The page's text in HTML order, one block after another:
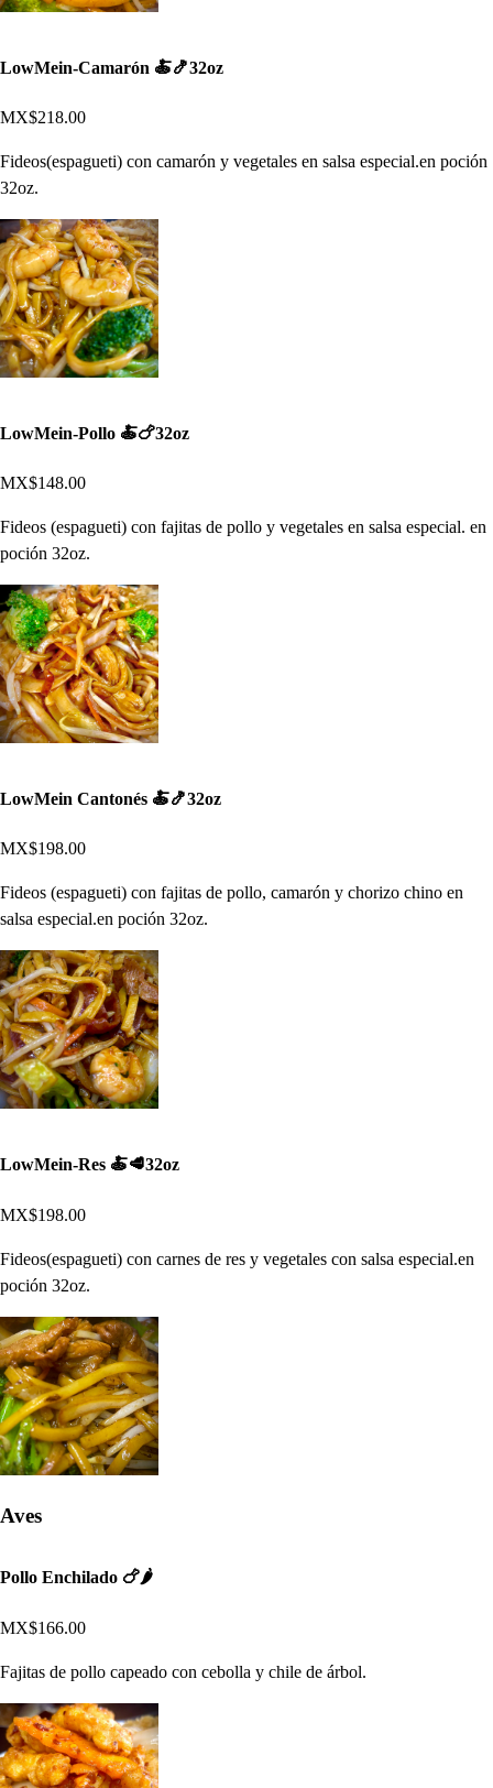
LowMein-Camarón 🍝🍤32oz
MX$218.00
Fideos(espagueti) con camarón y vegetales en salsa especial.en poción
32oz.
LowMein-Pollo 🍝🍗32oz
MX$148.00
Fideos (espagueti) con fajitas de pollo y vegetales en salsa especial. en
poción 32oz.
LowMein Cantonés 🍝🍤32oz
MX$198.00
Fideos (espagueti) con fajitas de pollo, camarón y chorizo chino en
salsa especial.en poción 32oz.
LowMein-Res 🍝🥩32oz
MX$198.00
Fideos(espagueti) con carnes de res y vegetales con salsa especial.en
poción 32oz.
Aves
Pollo Enchilado 🍗🌶
MX$166.00
Fajitas de pollo capeado con cebolla y chile de árbol.